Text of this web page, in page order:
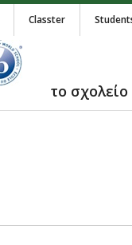
Classter
το σχολείο